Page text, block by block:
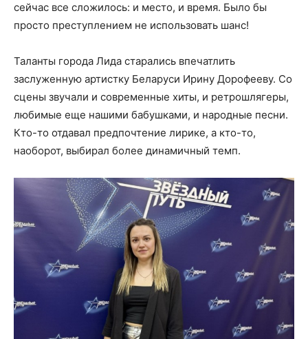
сейчас все сложилось: и место, и время. Было бы
просто преступлением не использовать шанс!
Таланты города Лида старались впечатлить
заслуженную артистку Беларуси Ирину Дорофееву. Со
сцены звучали и современные хиты, и ретрошлягеры,
любимые еще нашими бабушками, и народные песни.
Кто-то отдавал предпочтение лирике, а кто-то,
наоборот, выбирал более динамичный темп.